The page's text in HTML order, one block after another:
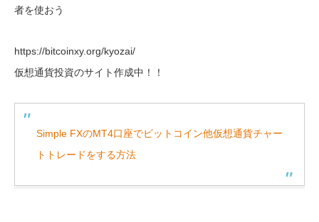
者を使おう
https://bitcoinxy.org/kyozai/
仮想通貨投資のサイト作成中！！
Simple FXのMT4口座でビットコイン他仮想通貨チャー
トトレードをする方法